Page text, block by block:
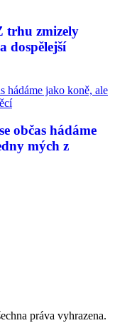
trhu zmizely
dospělejší
občas hádáme
mých z
práva vyhrazena.